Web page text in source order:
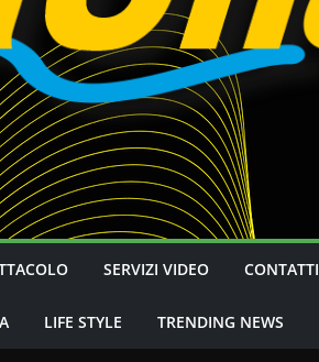
SERVIZI VIDEO CONTATTI
LIFE STYLE TRENDING NEWS